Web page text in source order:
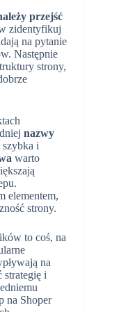
przejść
zidentyfikuj
na pytanie
Następnie
strony,
nazwy
szybka i
warto
elementem,
strony.
to coś, na
na
strategię i
na Shoper